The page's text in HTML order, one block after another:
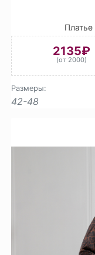
2135₽
(от 2000)
Размеры:
42-48